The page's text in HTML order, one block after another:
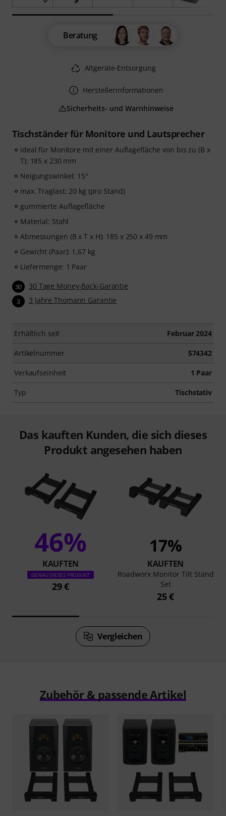
Tischständer für Monitore und Lautsprecher
ideal für Monitore mit einer Auflagefläche von bis zu (B x
T): 185 x 230 mm
Neigungswinkel: 15°
max. Traglast: 20 kg (pro Stand)
gummierte Auflagefläche
Material: Stahl
Abmessungen (B x T x H): 185 x 250 x 49 mm
Gewicht (Paar): 1,67 kg
Liefermenge: 1 Paar
30 30 Tage Money-Back-Garantie
3 3 Jahre Thomann Garantie
Erhältlich seit Februar 2024
Artikelnummer 574342
Verkaufseinheit 1 Paar
Typ Tischstativ
Beratung
Altgeräte-Entsorgung
Herstellerinformationen
Sicherheits- und Warnhinweise
Das kauften Kunden, die sich dieses
Produkt angesehen haben
46%
KAUFTEN
GENAU DIESES PRODUKT
29 €
17%
KAUFTEN
Roadworx Monitor Tilt Stand
Set
25 €
Vergleichen
Zubehör & passende Artikel